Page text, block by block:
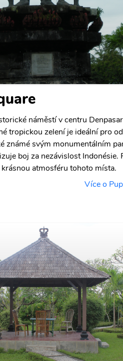
náměstí v centru
tropickou zelení je ideální pro
známé svým monumentálním
boj za nezávislost Indonésie.
atmosféru tohoto místa.
Více o